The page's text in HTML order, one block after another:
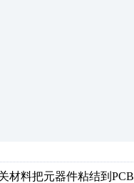
材料把元器件粘结到